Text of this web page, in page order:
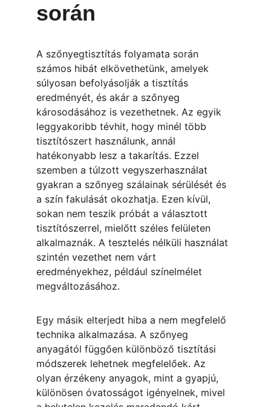
során
A szőnyegtisztítás folyamata során
számos hibát elkövethetünk, amelyek
súlyosan befolyásolják a tisztítás
eredményét, és akár a szőnyeg
károsodásához is vezethetnek. Az egyik
leggyakoribb tévhit, hogy minél több
tisztítószert használunk, annál
hatékonyabb lesz a takarítás. Ezzel
szemben a túlzott vegyszerhasználat
gyakran a szőnyeg szálainak sérülését és
a szín fakulását okozhatja. Ezen kívül,
sokan nem teszik próbát a választott
tisztítószerrel, mielőtt széles felületen
alkalmaznák. A tesztelés nélküli használat
szintén vezethet nem várt
eredményekhez, például színelmélet
megváltozásához.
Egy másik elterjedt hiba a nem megfelelő
technika alkalmazása. A szőnyeg
anyagától függően különböző tisztítási
módszerek lehetnek megfelelőek. Az
olyan érzékeny anyagok, mint a gyapjú,
különösen óvatosságot igényelnek, mivel